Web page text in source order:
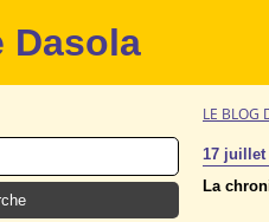
Dasola
LE BLOG
17 juillet
La